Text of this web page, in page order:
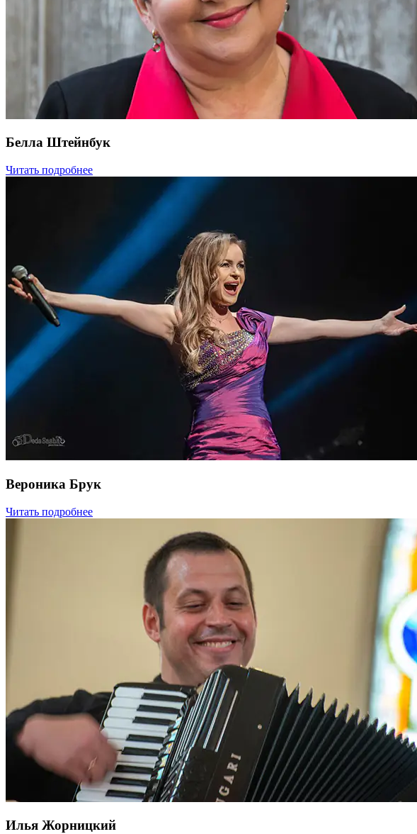
Белла Штейнбук
Читать подробнее
Вероника Брук
Читать подробнее
Илья Жорницкий